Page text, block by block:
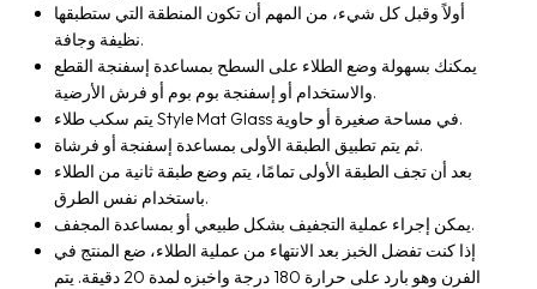
أولاً وقبل كل شيء، من المهم أن تكون المنطقة التي ستطبقها
نظيفة وجافة.
يمكنك بسهولة وضع الطلاء على السطح بمساعدة إسفنجة القطع
والاستخدام أو إسفنجة بوم بوم أو فرش الأرضية.
يتم سكب طلاء Style Mat Glass في مساحة صغيرة أو حاوية.
ثم يتم تطبيق الطبقة الأولى بمساعدة إسفنجة أو فرشاة.
بعد أن تجف الطبقة الأولى تمامًا، يتم وضع طبقة ثانية من الطلاء
باستخدام نفس الطرق.
يمكن إجراء عملية التجفيف بشكل طبيعي أو بمساعدة المجفف.
إذا كنت تفضل الخبز بعد الانتهاء من عملية الطلاء، ضع المنتج في
الفرن وهو بارد على حرارة 180 درجة واخبزه لمدة 20 دقيقة. يتم